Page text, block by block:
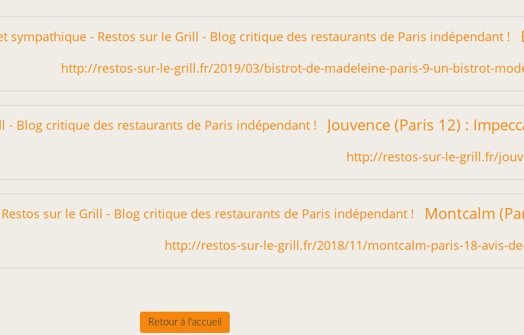
http://restos-sur-le-grill.fr/2019/03/bistrot-de-madeleine-paris-9-un-bistrot-
http://restos-sur-le-grill.fr/
http://restos-sur-le-grill.fr/2018/11/montcalm-paris-18-avis-
Retour à l'accueil